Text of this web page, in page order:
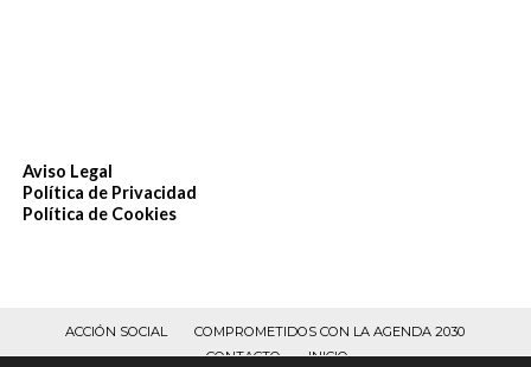
Aviso Legal
Política de Privacidad
Política de Cookies
ACCIÓN SOCIAL
COMPROMETIDOS CON LA AGENDA 2030
CONTACTO
INICIO